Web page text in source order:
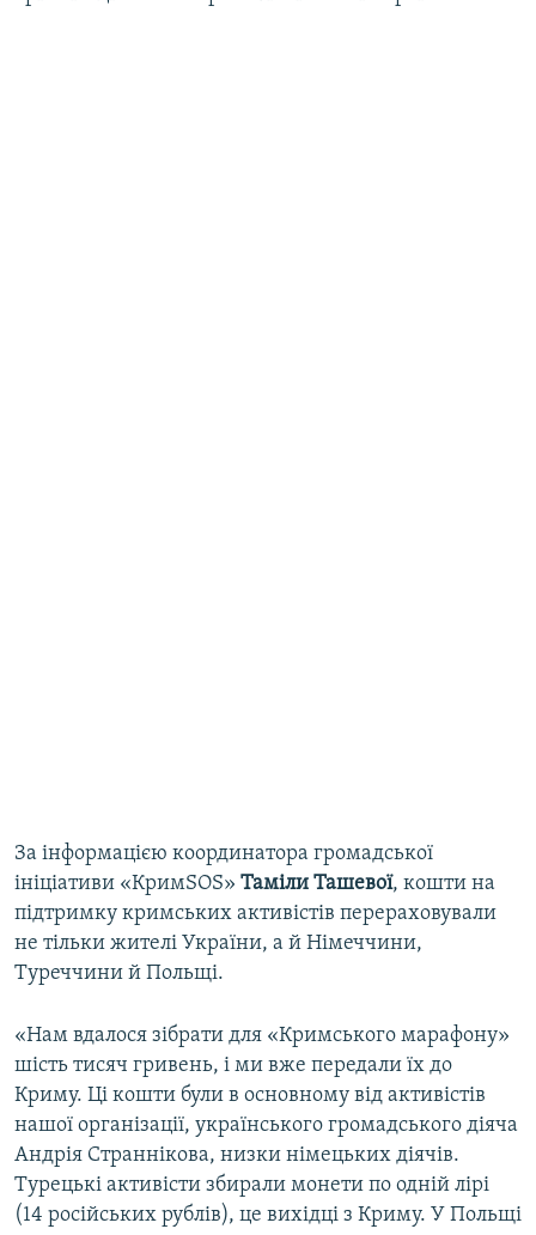
За інформацією координатора громадської
ініціативи «КримSOS» Таміли Ташевої, кошти на
підтримку кримських активістів перераховували
не тільки жителі України, а й Німеччини,
Туреччини й Польщі.
«Нам вдалося зібрати для «Кримського марафону»
шість тисяч гривень, і ми вже передали їх до
Криму. Ці кошти були в основному від активістів
нашої організації, українського громадського діяча
Андрія Страннікова, низки німецьких діячів.
Турецькі активісти збирали монети по одній лірі
(14 російських рублів), це вихідці з Криму. У Польщі